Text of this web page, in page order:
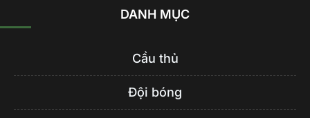
DANH MỤC
Cầu thủ
Đội bóng